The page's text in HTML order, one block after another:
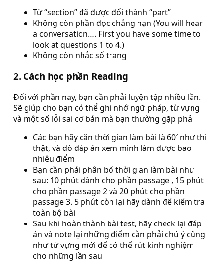
Từ “section” đã được đổi thành “part”
Không còn phần đọc chẳng hạn (You will hear
a conversation…. First you have some time to
look at questions 1 to 4.)
Không còn nhắc số trang
2. Cách học phần Reading
Đối với phần nay, bạn cần phải luyện tập nhiều lần.
Sẽ giúp cho bạn có thể ghi nhớ ngữ pháp, từ vựng
và một số lỗi sai cơ bản mà bạn thường gặp phải
Các bạn hãy căn thời gian làm bài là 60′ như thi
thật, và dò đáp án xem mình làm được bao
nhiêu điểm
Bạn cần phải phân bố thời gian làm bài như
sau: 10 phút dành cho phần passage , 15 phút
cho phần passage 2 và 20 phút cho phần
passage 3. 5 phút còn lại hãy dành để kiểm tra
toàn bộ bài
Sau khi hoàn thành bài test, hãy check lại đáp
án và note lại những điểm cần phải chú ý cũng
như từ vựng mới để có thể rút kinh nghiệm
cho những lần sau